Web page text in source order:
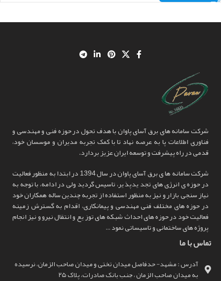
شرکت سامانه های برق آسای پاوان با هدف تحول در حوزه فنی و مهندسی و
فناوری اطلاعات پا به عرصه نهاد تا با کمک تجربه مدیران و موسسان خود،
قدمی در راه پیشرفت و توسعه ایران عزیز بردارد.
شرکت سامانه ها ی برق آسای پاوان در سال 1394 در ابتدا به منظور فعالیت
در حوزه ی انرژی های تجد یدپذ یر، تاسیس گردید ولی در ادامه، با توجه به
نیاز سنجی بازار و نیز به منظور استفاده از تجربه چندین ساله همکاران خود
در حوزه های مختلف فنی مهندسی و پیمانکاری، اقدام به گسترش زمینه
فعالیت خود در حوزه های احداث شبکه های توز یع و انتقال نیرو و نیز انجام
پروژه های ساختمانی و تاسیساتی نمود …
تماس با ما
آدرس : مشهد- حدفاصل میدان تختی و میدان صاحب الزمان، نرسیده
به میدان صاحب الزمان ، جنب بانک صادرات، پلاک ۲۵